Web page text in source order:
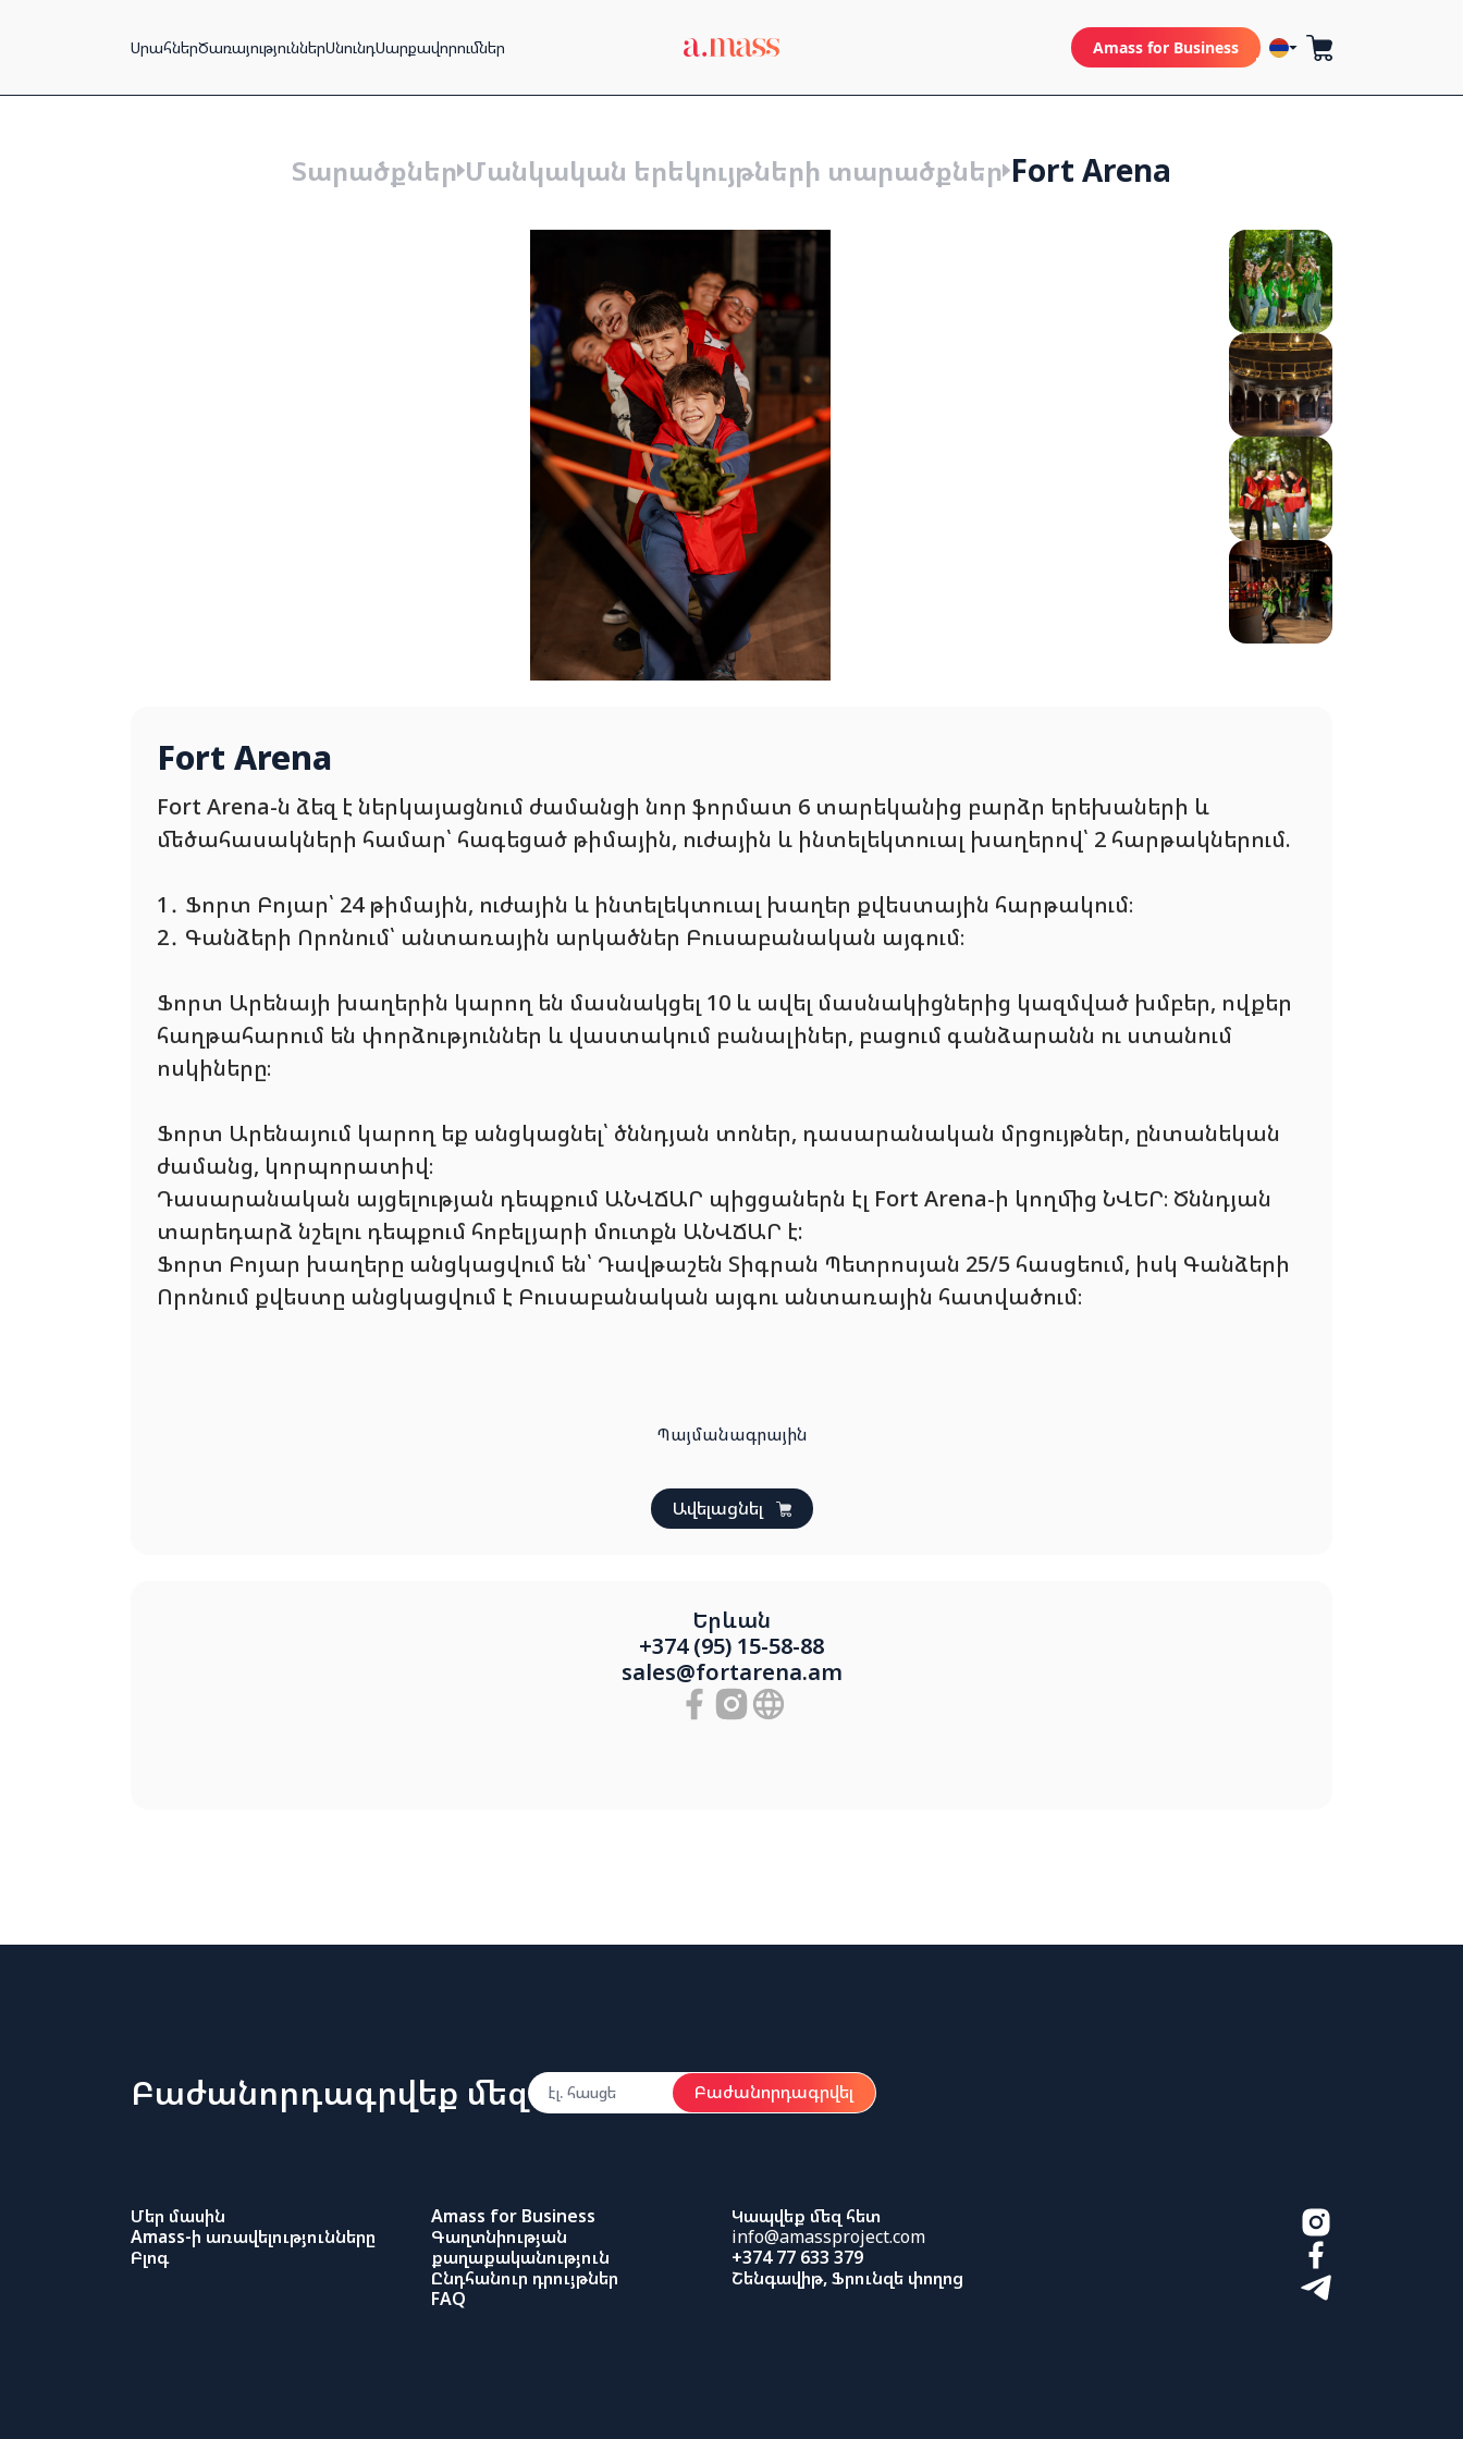
ՍրահներԾառայություններՍնունդՍարքավորումներ Amass for Business
Տարածքներ Մանկական երեկույթների տարածքներ Fort Arena
Fort Arena
Fort Arena-ն ձեզ է ներկայացնում ժամանցի նոր ֆորմատ 6 տարեկանից բարձր երեխաների և
մեծահասակների համար՝ հագեցած թիմային, ուժային և ինտելեկտուալ խաղերով՝ 2 հարթակներում.
1․ Ֆորտ Բոյար՝ 24 թիմային, ուժային և ինտելեկտուալ խաղեր քվեստային հարթակում։
2․ Գանձերի Որոնում՝ անտառային արկածներ Բուսաբանական այգում։
Ֆորտ Արենայի խաղերին կարող են մասնակցել 10 և ավել մասնակիցներից կազմված խմբեր, ովքեր
հաղթահարում են փորձություններ և վաստակում բանալիներ, բացում գանձարանն ու ստանում
ոսկիները։
Ֆորտ Արենայում կարող եք անցկացնել՝ ծննդյան տոներ, դասարանական մրցույթներ, ընտանեկան
ժամանց, կորպորատիվ։
Դասարանական այցելության դեպքում ԱՆՎՃԱՐ պիցցաներն էլ Fort Arena-ի կողմից ՆՎԵՐ։ Ծննդյան
տարեդարձ նշելու դեպքում հոբելյարի մուտքն ԱՆՎՃԱՐ է:
Ֆորտ Բոյար խաղերը անցկացվում են՝ Դավթաշեն Տիգրան Պետրոսյան 25/5 հասցեում, իսկ Գանձերի
Որոնում քվեստը անցկացվում է Բուսաբանական այգու անտառային հատվածում։
Պայմանագրային
Ավելացնել
Երևան
+374 (95) 15-58-88
sales@fortarena.am
Բաժանորդագրվեք մեզ Բաժանորդագրվել
Մեր մասին
Amass-ի առավելությունները
Բլոգ
Amass for Business
Գաղտնիության
քաղաքականություն
Ընդհանուր դրույթներ
FAQ
Կապվեք մեզ հետ
info@amassproject.com
+374 77 633 379
Շենգավիթ, Ֆրունզե փողոց